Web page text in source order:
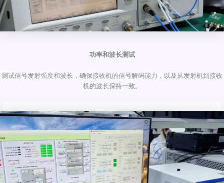
功率和波长测试
测试信号发射强度和波长，确保接收机的信号解码能力，以及从发射机到接收
机的波长保持一致。